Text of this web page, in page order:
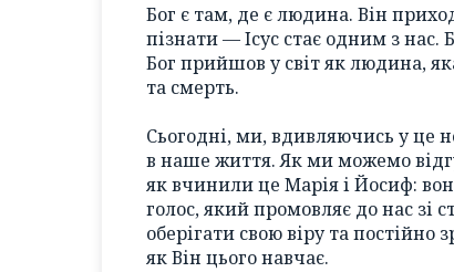
Бог є там, де є людина. Він
пізнати — Ісус стає одним з
Бог прийшов у світ як людина,
та смерть.
Сьогодні, ми, вдивляючись у це
в наше життя. Як ми можемо
як вчинили це Марія і Йосиф:
голос, який промовляє до нас зі
оберігати свою віру та
як Він цього навчає.